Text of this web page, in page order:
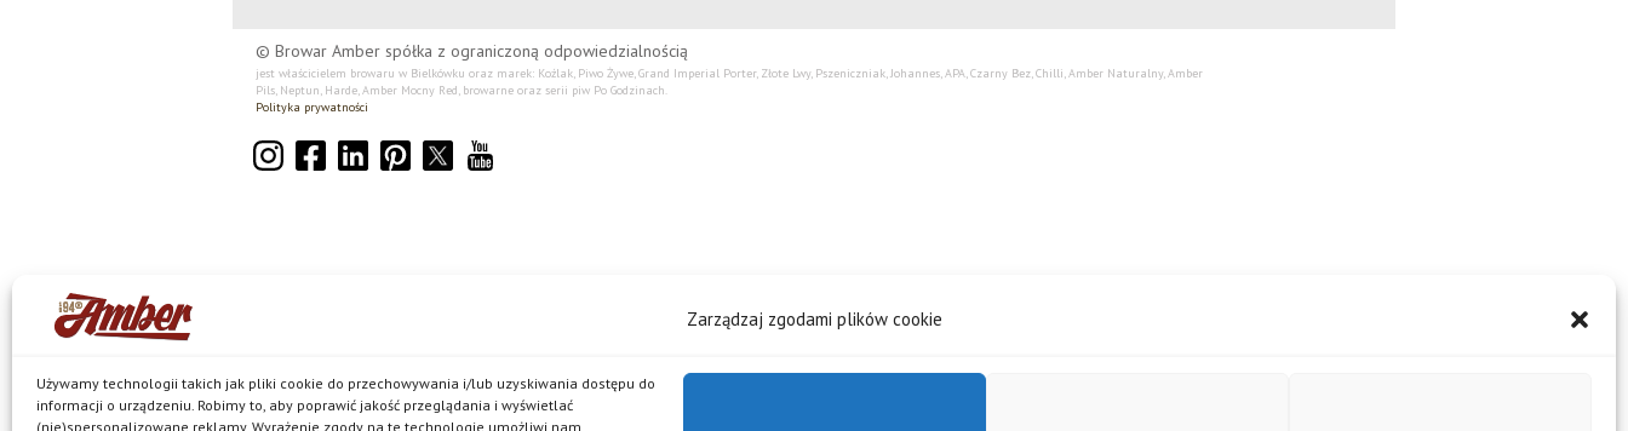
Zarządzaj zgodami plików cookie
Używamy technologii takich jak pliki cookie do przechowywania i/lub uzyskiwania dostępu do
informacji o urządzeniu. Robimy to, aby poprawić jakość przeglądania i wyświetlać
(nie)spersonalizowane reklamy. Wyrażenie zgody na te technologie umożliwi nam
© Browar Amber spółka z ograniczoną odpowiedzialnością
jest właścicielem browaru w Bielkówku oraz marek: Koźlak, Piwo Żywe, Grand Imperial Porter, Złote Lwy, Pszeniczniak, Johannes, APA, Czarny Bez, Chilli, Amber Naturalny, Amber
Pils, Neptun, Harde, Amber Mocny Red, browarne oraz serii piw Po Godzinach.
Polityka prywatności